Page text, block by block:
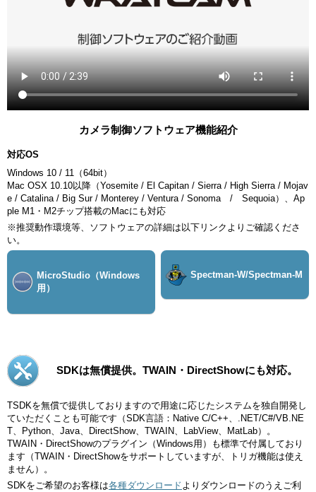
カメラ制御ソフトウェア機能紹介
対応OS
Windows 10 / 11（64bit）
Mac OSX 10.10以降（Yosemite / El Capitan / Sierra / High Sierra / Mojav
e / Catalina / Big Sur / Monterey / Ventura / Sonoma / Sequoia）、 Ap
ple M1 ・ M2チップ搭載のMacにも対応
※推奨動作環境等、ソフトウェアの詳細は以下リンクよりご確認くださ
い。
MicroStudio （Windows
用）
Spectman-W/Spectman-M
SDKは無償提供。TWAIN・DirectShowにも対応。
TSDKを無償で提供しておりますので用途に応じたシステムを独自開発し
ていただくことも可能です（SDK言語：Native C/C++、.NET/C#/VB.NE
T、Python、Java、DirectShow、TWAIN、LabView、MatLab）。
TWAIN・DirectShowのプラグイン（Windows用）も標準で付属しており
ます（TWAIN・DirectShowをサポートしていますが、トリガ機能は使え
ません）。
SDKをご希望のお客様は各種ダウンロードよりダウンロードのうえご利